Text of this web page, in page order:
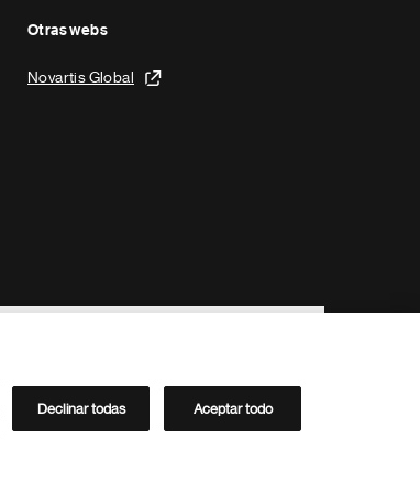
Otras webs
Novartis Global
Directorio de Novartis
Declinar todas Aceptar todo